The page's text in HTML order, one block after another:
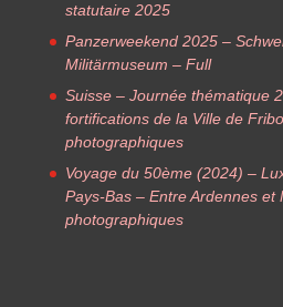
statutaire 2025
Panzerweekend 2025 –
Militärmuseum – Full
Suisse – Journée thématique
fortifications de la Ville de
photographiques
Voyage du 50ème (2024) –
Pays-Bas – Entre Ardennes et
photographiques